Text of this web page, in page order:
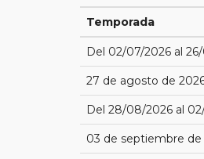
Temporada
Del 02/07/2026 al
27 de agosto de
Del 28/08/2026 al
03 de septiembre de